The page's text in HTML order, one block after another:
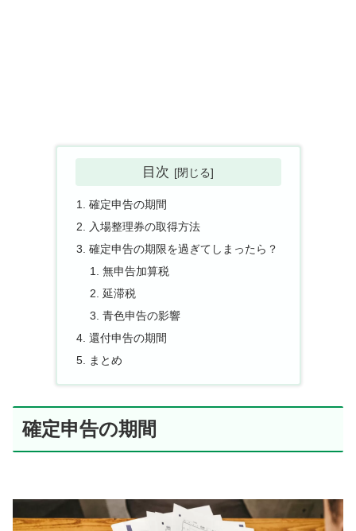
目次
確定申告の期間
入場整理券の取得方法
確定申告の期限を過ぎてしまったら？
無申告加算税
延滞税
青色申告の影響
還付申告の期間
まとめ
確定申告の期間